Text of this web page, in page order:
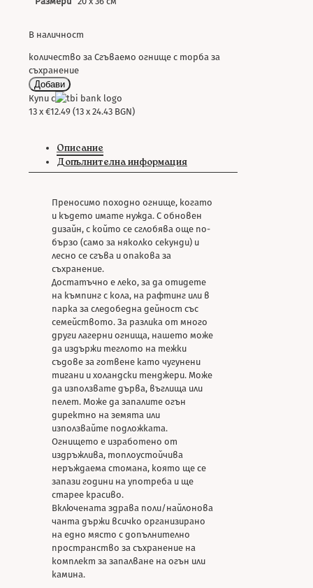
В наличност
количество за Сгъваемо огнище с торба за
съхранение
Добави
Купи с
13 x €12.49 (13 x 24.43 BGN)
Описание
Допълнителна информация
Преносимо походно огнище, когато
и където имате нужда. С обновен
дизайн, с който се сглобява още по-
бързо (само за няколко секунди) и
лесно се сгъва и опакова за
съхранение.
Достатъчно е леко, за да отидете
на къмпинг с кола, на рафтинг или в
парка за следобедна дейност със
семейството. За разлика от много
други лагерни огнища, нашето може
да издържи теглото на тежки
съдове за готвене като чугунени
тигани и холандски тенджери. Може
да използвате дърва, въглища или
пелет. Може да запалите огън
директно на земята или
използвайте подложката.
Огнището е изработено от
издръжлива, топлоустойчива
неръждаема стомана, която ще се
запази години на употреба и ще
старее красиво.
Включената здрава поли/найлонова
чанта държи всичко организирано
на едно място с допълнително
пространство за съхранение на
комплект за запалване на огън или
камина.